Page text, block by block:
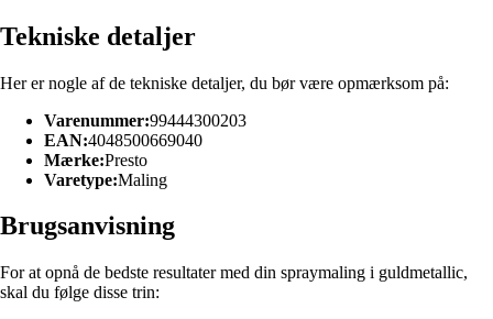
Tekniske detaljer
Her er nogle af de tekniske detaljer, du bør være opmærksom på:
Varenummer:99444300203
EAN:4048500669040
Mærke:Presto
Varetype:Maling
Brugsanvisning
For at opnå de bedste resultater med din spraymaling i guldmetallic,
skal du følge disse trin: